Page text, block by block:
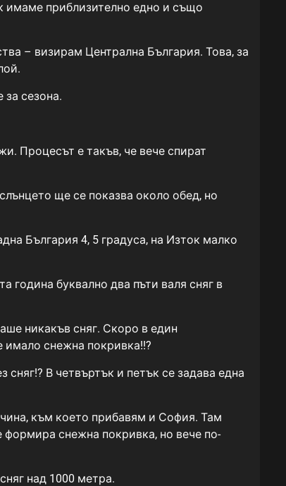
имаме приблизително едно и също
– визирам Централна България. Това, за
сезона.
Процесът е такъв, че вече спират
ще се показва около обед, но
България 4, 5 градуса, на Изток малко
буквално два пъти валя сняг в
никакъв сняг. Скоро в един
имало снежна покривка!!?
В четвъртък и петък се задава една
към което прибавям и София. Там
формира снежна покривка, но вече по-
над 1000 метра.